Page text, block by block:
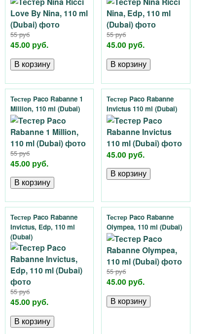
55 руб
45.00 руб.
55 руб
45.00 руб.
Тестер Paco Rabanne 1
Million, 110 ml (Dubai)
55 руб
45.00 руб.
Тестер Paco Rabanne
Invictus 110 ml (Dubai)
45.00 руб.
Тестер Paco Rabanne
Invictus, Edp, 110 ml
(Dubai)
55 руб
45.00 руб.
Тестер Paco Rabanne
Olympea, 110 ml (Dubai)
55 руб
45.00 руб.